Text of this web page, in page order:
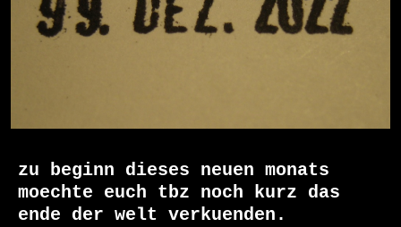
zu beginn dieses neuen monats
moechte euch tbz noch kurz das
ende der welt verkuenden.